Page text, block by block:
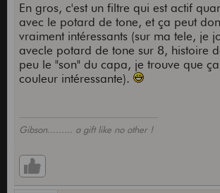
En gros, c'est un filtre qui est actif
avec le potard de tone, et ça peut
vraiment intéressants (sur ma tele, je
avecle potard de tone sur 8, histoire
peu le "son" du capa, je trouve que
couleur intéressante).
Gibson......... a gift like no other !